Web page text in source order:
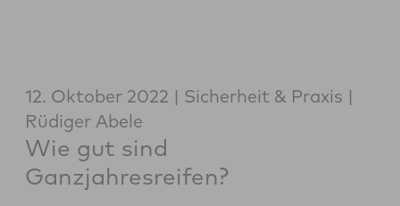
12. Oktober 2022
Sicherheit & Praxis
Rüdiger Abele
Wie gut sind
Ganzjahresreifen?